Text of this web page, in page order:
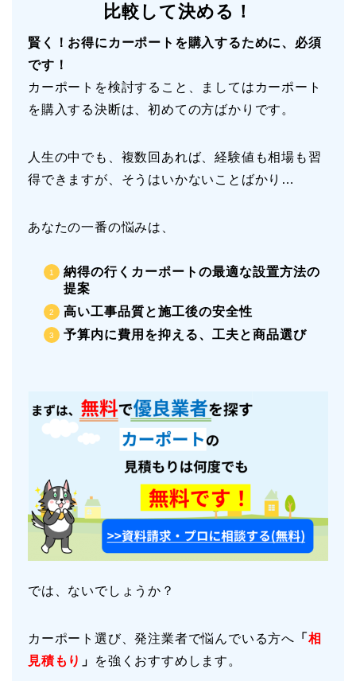
比較して決める！
賢く！お得にカーポートを購入するために、必須
です！
カーポートを検討すること、ましてはカーポート
を購入する決断は、初めての方ばかりです。
人生の中でも、複数回あれば、経験値も相場も習
得できますが、そうはいかないことばかり…
あなたの一番の悩みは、
納得の行くカーポートの最適な設置方法の
提案
高い工事品質と施工後の安全性
予算内に費用を抑える、工夫と商品選び
では、ないでしょうか？
カーポート選び、発注業者で悩んでいる方へ 「 相
見積もり 」 を強くおすすめします。